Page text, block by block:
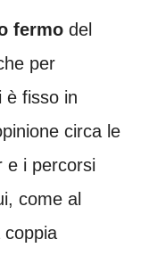
fermo del
per
è fisso in
circa le
e i percorsi
come al
coppia